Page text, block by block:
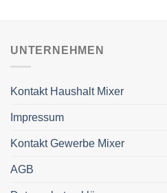
UNTERNEHMEN
Kontakt Haushalt Mixer
Impressum
Kontakt Gewerbe Mixer
AGB